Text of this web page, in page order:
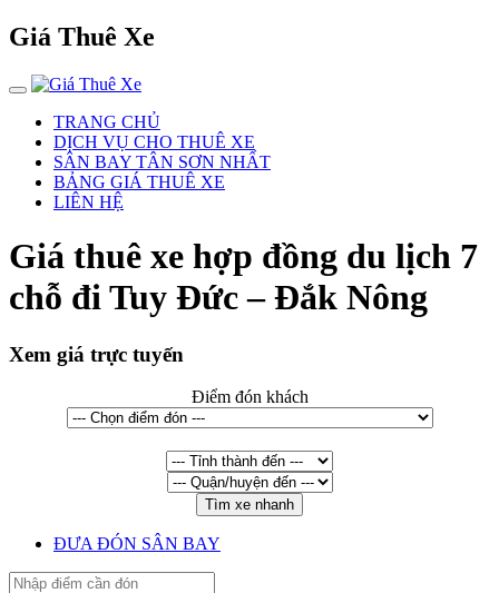
Giá Thuê Xe
TRANG CHỦ
DỊCH VỤ CHO THUÊ XE
SÂN BAY TÂN SƠN NHẤT
BẢNG GIÁ THUÊ XE
LIÊN HỆ
Giá thuê xe hợp đồng du lịch 7
chỗ đi Tuy Đức – Đắk Nông
Xem giá trực tuyến
Điểm đón khách
Tìm xe nhanh
ĐƯA ĐÓN SÂN BAY